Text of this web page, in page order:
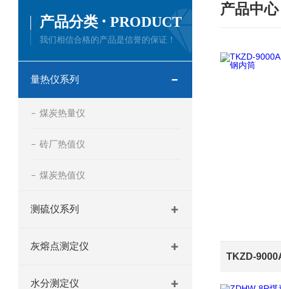
产品分类 · PRODUCT
我们相信合格的产品是信誉的保证！
量热仪系列
煤炭热量仪
砖厂热值仪
煤炭热值仪
测硫仪系列
灰熔点测定仪
水分测定仪
产品中心